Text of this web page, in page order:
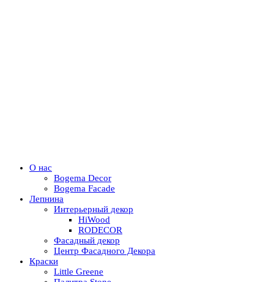
О нас
Bogema Decor
Bogema Facade
Лепнина
Интерьерный декор
HiWood
RODECOR
Фасадный декор
Центр Фасадного Декора
Краски
Little Greene